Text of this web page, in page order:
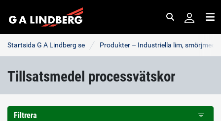
Startsida G A Lindberg se Produkter – Industriella lim,
Tillsatsmedel processvätskor
Filtrera